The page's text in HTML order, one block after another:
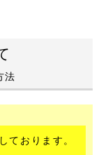
法
ております。